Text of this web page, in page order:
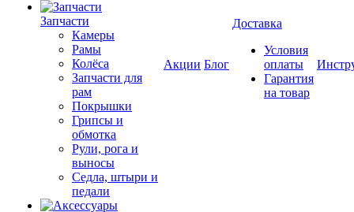
Запчасти
Камеры
Рамы
Колёса
Запчасти для
рам
Покрышки
Грипсы и
обмотка
Рули, рога и
выносы
Седла, штыри и
педали
Акции Блог
Доставка
Условия
оплаты
Гарантия
на товар